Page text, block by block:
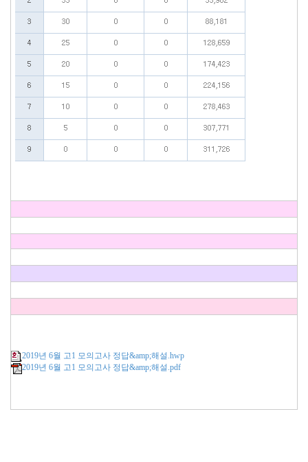
2019년 6월 고1 모의고사 정답&amp;해설.hwp
2019년 6월 고1 모의고사 정답&amp;해설.pdf